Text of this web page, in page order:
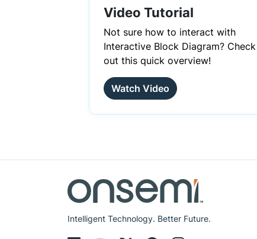
Video Tutorial
Not sure how to interact with
Interactive Block Diagram? Check
out this quick overview!
Watch Video
Intelligent Technology. Better Future.